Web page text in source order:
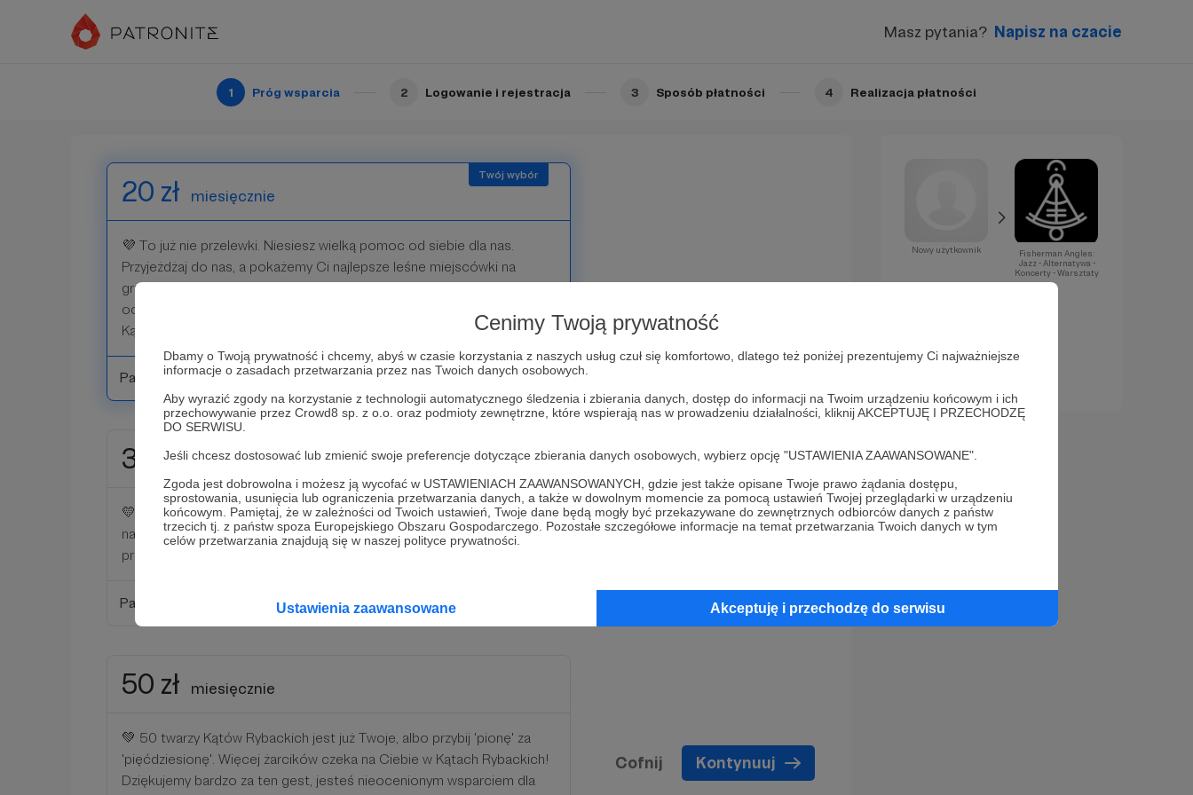
Cenimy Twoją prywatność
Dbamy o Twoją prywatność i chcemy, abyś w czasie korzystania z naszych usług czuł się komfortowo, dlatego też poniżej prezentujemy Ci najważniejsze
informacje o zasadach przetwarzania przez nas Twoich danych osobowych.
Aby wyrazić zgody na korzystanie z technologii automatycznego śledzenia i zbierania danych, dostęp do informacji na Twoim urządzeniu końcowym i ich
przechowywanie przez Crowd8 sp. z o.o. oraz podmioty zewnętrzne, które wspierają nas w prowadzeniu działalności, kliknij AKCEPTUJĘ I PRZECHODZĘ
DO SERWISU.
Jeśli chcesz dostosować lub zmienić swoje preferencje dotyczące zbierania danych osobowych, wybierz opcję "USTAWIENIA ZAAWANSOWANE".
Zgoda jest dobrowolna i możesz ją wycofać w USTAWIENIACH ZAAWANSOWANYCH, gdzie jest także opisane Twoje prawo żądania dostępu,
sprostowania, usunięcia lub ograniczenia przetwarzania danych, a także w dowolnym momencie za pomocą ustawień Twojej przeglądarki w urządzeniu
końcowym. Pamiętaj, że w zależności od Twoich ustawień, Twoje dane będą mogły być przekazywane do zewnętrznych odbiorców danych z państw
trzecich tj. z państw spoza Europejskiego Obszaru Gospodarczego. Pozostałe szczegółowe informacje na temat przetwarzania Twoich danych w tym
celów przetwarzania znajdują się w naszej polityce prywatności.
Ustawienia zaawansowane Akceptuję i przechodzę do serwisu
Masz pytania? Napisz na czacie
1 Próg wsparcia 2 Logowanie i rejestracja 3 Sposób płatności 4 Realizacja płatności
Pozwolimy sobie o Tobie wspominać na naszych wydarzeniach.
20 zł miesięcznie
💜 To już nie przelewki. Niesiesz wielką pomoc od siebie dla nas.
Przyjeżdżaj do nas, a pokażemy Ci najlepsze leśne miejscówki na
grzybobranie, najpiękniejsze części rezerwatu kormoranów, no i
oczywiście naszą cudowną, Kąto-Rybaczańską plażę. Widzimy się w
Kątach! 💜
Patroni: 2
30 zł miesięcznie
💛 No halo, Rybko! Morskie dzięki za to, że z nami pływasz. Wpadaj do
nas, przedstawimy Ci naszą załogę Fishermanów i popłyniemy razem z
prądem. Widzimy się w Kątach! 💛
Patroni: 0
50 zł miesięcznie
💚 50 twarzy Kątów Rybackich jest już Twoje, albo przybij 'pionę' za
'pięćdziesionę'. Więcej żarcików czeka na Ciebie w Kątach Rybackich!
Dziękujemy bardzo za ten gest, jesteś nieocenionym wsparciem dla
Cofnij Kontynuuj
Nowy użytkownik
Fisherman Angles:
Jazz - Alternatywa -
Koncerty - Warsztaty
Patronem!